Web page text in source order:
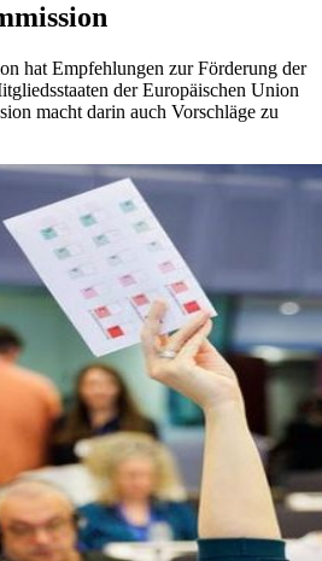
hat Empfehlungen zur Förderung der
der Europäischen Union
macht darin auch Vorschläge zu